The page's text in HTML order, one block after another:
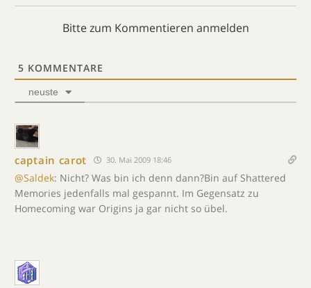
Bitte zum Kommentieren anmelden
5 KOMMENTARE
neuste
captain carot 30. Mai 2009 18:46
@Saldek: Nicht? Was bin ich denn dann?Bin auf Shattered
Memories jedenfalls mal gespannt. Im Gegensatz zu
Homecoming war Origins ja gar nicht so übel.